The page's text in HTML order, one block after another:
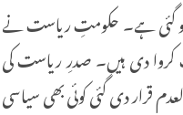
ہو گئی ہے۔ حکومتِ ریاست نے
دی ہیں۔ صدرِ ریاست کی
قرار دی گئی کوئی بھی سیاسی